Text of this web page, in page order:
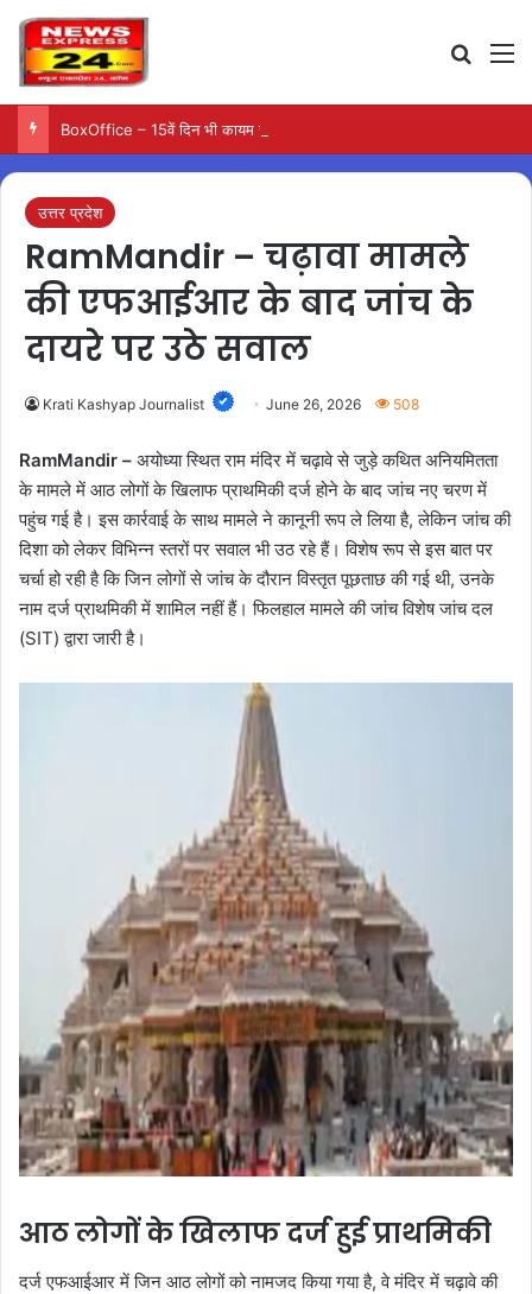
उत्तर प्रदेश
RamMandir – चढ़ावा मामले
की एफआईआर के बाद जांच के
दायरे पर उठे सवाल
Krati Kashyap Journalist June 26, 2026 508
RamMandir – अयोध्या स्थित राम मंदिर में चढ़ावे से जुड़े कथित अनियमितता
के मामले में आठ लोगों के खिलाफ प्राथमिकी दर्ज होने के बाद जांच नए चरण में
पहुंच गई है। इस कार्रवाई के साथ मामले ने कानूनी रूप ले लिया है, लेकिन जांच की
दिशा को लेकर विभिन्न स्तरों पर सवाल भी उठ रहे हैं। विशेष रूप से इस बात पर
चर्चा हो रही है कि जिन लोगों से जांच के दौरान विस्तृत पूछताछ की गई थी, उनके
नाम दर्ज प्राथमिकी में शामिल नहीं हैं। फिलहाल मामले की जांच विशेष जांच दल
(SIT) द्वारा जारी है।
आठ लोगों के खिलाफ दर्ज हुई प्राथमिकी
दर्ज एफआईआर में जिन आठ लोगों को नामजद किया गया है, वे मंदिर में चढ़ावे की